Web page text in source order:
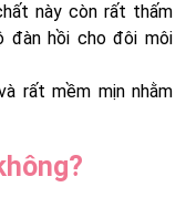
này còn rất thấm
đàn hồi cho đôi môi
rất mềm mịn nhằm